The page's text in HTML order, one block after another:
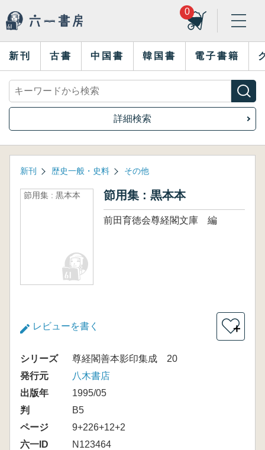
0
新刊 古書 中国書 韓国書 電子書籍
詳細検索
新刊 歴史一般・史料 その他
節用集 : 黒本本 節用集 : 黒本本
前田育徳会尊経閣文庫 編
レビューを書く ＋
シリーズ
尊経閣善本影印集成 20
発行元
八木書店
出版年
1995/05
判
B5
ページ
9+226+12+2
六一ID
N123464